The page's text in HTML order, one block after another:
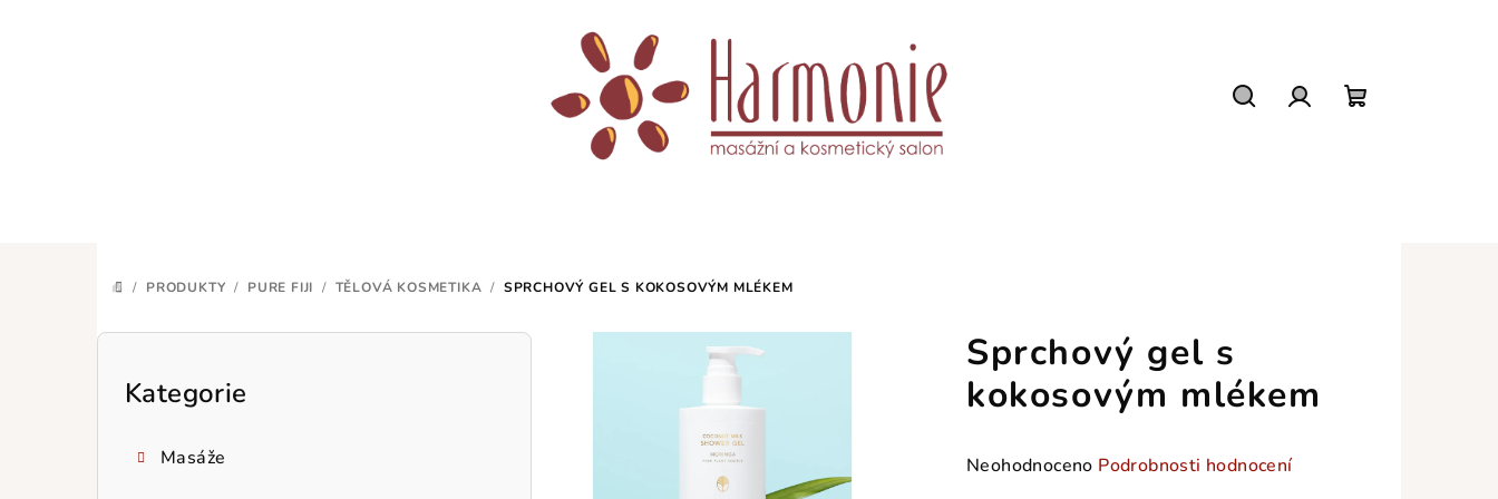
DOMŮ
/ PRODUKTY / PURE FIJI / TĚLOVÁ KOSMETIKA / SPRCHOVÝ GEL S KOKOSOVÝM MLÉKEM
P
Přeskočit
Kategorie
Masáže
Sprchový gel s
kokosovým mlékem
Průměrné
Neohodnoceno Podrobnosti hodnocení